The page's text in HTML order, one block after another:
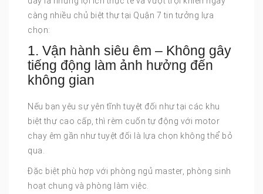
càng nhiều chủ biệt thự tại Quận 7 tin tưởng lựa
chọn:
1. Vận hành siêu êm – Không gây
tiếng động làm ảnh hưởng đến
không gian
Nếu bạn yêu sự yên tĩnh tuyệt đối như tại các khu
biệt thự cao cấp, thì rèm cuốn tự động với motor
chạy êm gần như tuyệt đối là lựa chọn không thể bỏ
qua.
Đặc biệt phù hợp với phòng ngủ master, phòng sinh
hoạt chung và phòng làm việc.